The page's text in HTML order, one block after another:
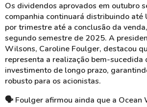
Os dividendos aprovados em outubro
companhia continuará distribuindo até
por trimestre até a conclusão da
segundo semestre de 2025. A
Wilsons, Caroline Foulger, destacou
representa a realização bem-sucedida
investimento de longo prazo,
robusto para os acionistas.
🗣️ Foulger afirmou ainda que a Ocean